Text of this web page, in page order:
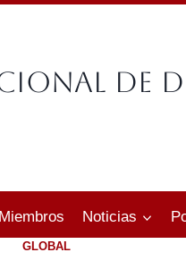
de
Miembros Noticias
GLOBAL